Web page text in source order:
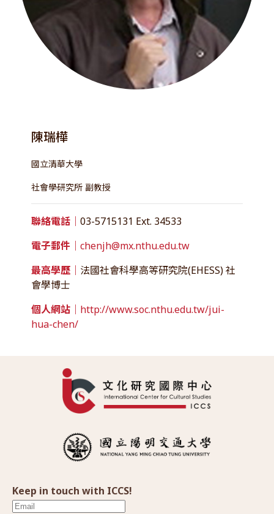
陳瑞樺
國立清華大學
社會學研究所 副教授
聯絡電話｜03-5715131 Ext. 34533
電子郵件｜chenjh@mx.nthu.edu.tw
最高學歷｜ 法國社會科學高等研究院(EHESS) 社
會學博士
個人網站｜ http://www.soc.nthu.edu.tw/jui-
hua-chen/
Keep in touch with ICCS!